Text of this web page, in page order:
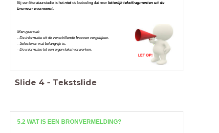
Bij een literatuurstudie is het nietde bedoeling dat men letterlijk tekstfragmenten uit de
bronnen overneemt.
Men gaat wel:
- De informatie uit de verschillende bronnen vergelijken.
- Selecteren wat belangrijk is.
- De informatie tot een eigen tekst verwerken.
Slide 4 - Tekstslide
5.2 WAT IS EEN BRONVERMELDING?